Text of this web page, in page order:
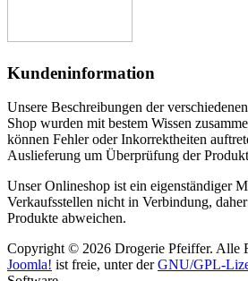
Kundeninformation
Unsere Beschreibungen der
Shop wurden mit bestem Wissen
können Fehler oder Inkorrektheiten
Auslieferung um Überprüfung der
Unser Onlineshop ist ein eigenständiger
Verkaufsstellen nicht in Verbindung,
Produkte abweichen.
Copyright © 2026 Drogerie Pfeiffer. Alle
Joomla! ist freie, unter derGNU/GPL-